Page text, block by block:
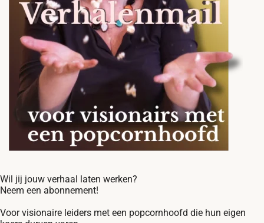
Wil jij jouw verhaal laten werken?
Neem een abonnement!
Voor visionaire leiders met een popcornhoofd die hun eigen